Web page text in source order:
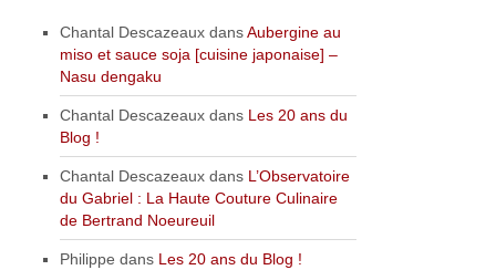
Chantal Descazeaux dansAubergine au
miso et sauce soja [cuisine japonaise] –
Nasu dengaku
Chantal Descazeaux dans Les 20 ans du
Blog !
Chantal Descazeaux dans L’Observatoire
du Gabriel : La Haute Couture Culinaire
de Bertrand Noeureuil
Philippe dans Les 20 ans du Blog !